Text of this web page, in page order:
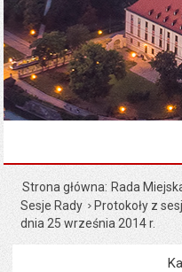
Strona główna Rada
Sesje Rady
Protokoły z
dnia 25 września 2014 r.